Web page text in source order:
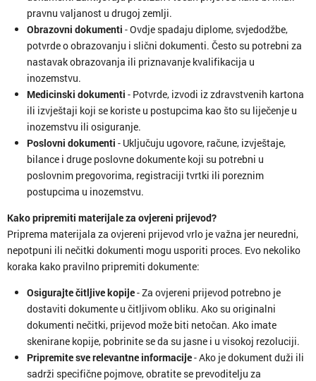
pravnu valjanost u drugoj zemlji.
Obrazovni dokumenti - Ovdje spadaju diplome, svjedodžbe,
potvrde o obrazovanju i slični dokumenti. Često su potrebni za
nastavak obrazovanja ili priznavanje kvalifikacija u
inozemstvu.
Medicinski dokumenti - Potvrde, izvodi iz zdravstvenih kartona
ili izvještaji koji se koriste u postupcima kao što su liječenje u
inozemstvu ili osiguranje.
Poslovni dokumenti - Uključuju ugovore, račune, izvještaje,
bilance i druge poslovne dokumente koji su potrebni u
poslovnim pregovorima, registraciji tvrtki ili poreznim
postupcima u inozemstvu.
Kako pripremiti materijale za ovjereni prijevod?
Priprema materijala za ovjereni prijevod vrlo je važna jer neuredni,
nepotpuni ili nečitki dokumenti mogu usporiti proces. Evo nekoliko
koraka kako pravilno pripremiti dokumente:
Osigurajte čitljive kopije- Za ovjereni prijevod potrebno je
dostaviti dokumente u čitljivom obliku. Ako su originalni
dokumenti nečitki, prijevod može biti netočan. Ako imate
skenirane kopije, pobrinite se da su jasne i u visokoj rezoluciji.
Pripremite sve relevantne informacije- Ako je dokument duži ili
sadrži specifične pojmove, obratite se prevoditelju za